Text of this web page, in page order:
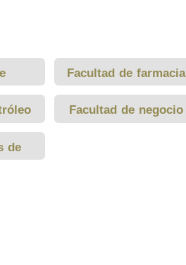
Facultad de farmacia
Facultad de negocio
de
Spu